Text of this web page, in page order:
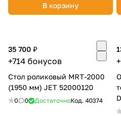
В корзину
35 700 ₽
+714 бонусов
Стол роликовый MRT-2000
(1950 мм) JET 52000120
0 0 ДостаточноКод. 40374
по 25%каждые 2
Подробнее
об оплате Плайтом